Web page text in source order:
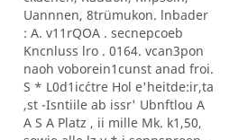
Uannnen, 8trümukon. lnbader
: A. v11rQOA . secnepcoeb
Kncnluss lro . 0164. vcan3pon
naoh voborein1cunst anad froi.
S * L0d1ic´ctre Hol e'heitde:ir,ta
,st -Isntiile ab issr' Ubnftlou A
A S A Platz , ii mille Mk. k1,50,